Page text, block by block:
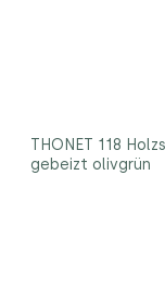
THONET 118
gebeizt olivgrün